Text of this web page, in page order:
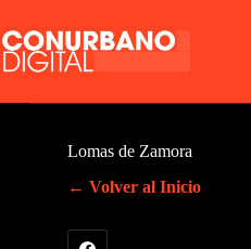
al
contenido
Lomas de Zamora
← Volver al Inicio